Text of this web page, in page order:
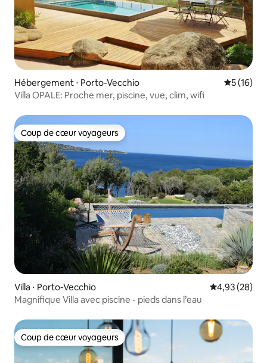
Hébergement ⋅ Porto-Vecchio
5 (16)
Villa OPALE: Proche mer, piscine, vue, clim, wifi
Coup de cœur voyageurs
Coup de cœur voyageurs
Villa ⋅ Porto-Vecchio Évaluation
4,93 (28)
Magnifique Villa avec piscine - pieds dans l’eau
Coup de cœur voyageurs
Coup de cœur voyageurs